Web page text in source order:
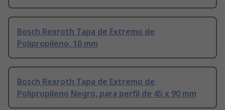
Bosch Rexroth Tapa de Extremo de
Polipropileno, 10 mm
Bosch Rexroth Tapa de Extremo de
Polipropileno Negro, para perfil de 45 x 90 mm